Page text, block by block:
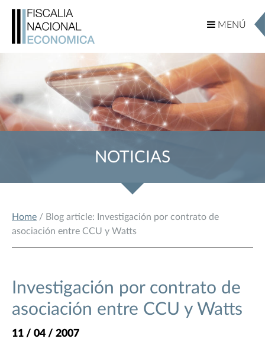
MENÚ
MENÚ
NOTICIAS
Home / Blog article: Investigación por contrato de
asociación entre CCU y Watts
Investigación por contrato de
asociación entre CCU y Watts
11 / 04 / 2007